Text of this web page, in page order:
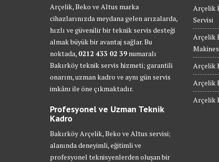
Arçelik, Beko ve Altus marka
cihazlarınızda meydana gelen arızalarda,
hızlı ve güvenilir bir teknik servis desteği
almak büyük bir avantaj sağlar. Bu
noktada, 0212 433 02 39 numaralı
Bakırköy teknik servis hizmeti; garantili
onarım, uzman kadro ve aynı gün servis
imkânı ile öne çıkmaktadır.
Profesyonel ve Uzman Teknik
Kadro
Bakırköy Arçelik, Beko ve Altus servisi;
alanında deneyimli, eğitimli ve
profesyonel teknisyenlerden oluşan bir
Arçelik
Servisi
Arçelik
Arçelik
Arçelik
Arçelik